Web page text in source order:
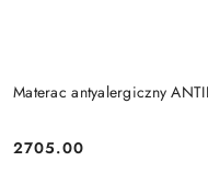
Materac antyalergiczny
Cena:
2705.00